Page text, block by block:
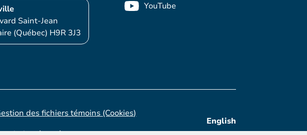
Saint-Jean
(Québec) H9R 3J3
YouTube
des fichiers témoins (Cookies)
English